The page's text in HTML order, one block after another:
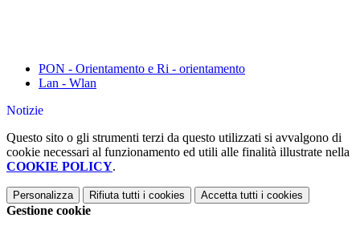
PON - Orientamento e Ri - orientamento
Lan - Wlan
Notizie
Questo sito o gli strumenti terzi da questo utilizzati si avvalgono di
cookie necessari al funzionamento ed utili alle finalità illustrate nella
COOKIE POLICY.
Personalizza Rifiuta tutti i cookies Accetta tutti i cookies
Gestione cookie